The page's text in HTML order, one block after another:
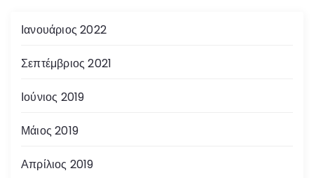
Ιανουάριος 2022
Σεπτέμβριος 2021
Ιούνιος 2019
Μάιος 2019
Απρίλιος 2019